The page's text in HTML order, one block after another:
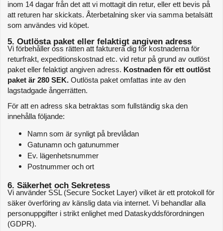
inom 14 dagar från det att vi mottagit din retur, eller ett bevis på
att returen har skickats. Återbetalning sker via samma betalsätt
som användes vid köpet.
5. Outlösta paket eller felaktigt angiven adress
Vi förbehåller oss rätten att fakturera dig för kostnaderna för
returfrakt, expeditionskostnad etc. vid retur på grund av outlöst
paket eller felaktigt angiven adress. Kostnaden för ett outlöst
paket är 280 SEK. Outlösta paket omfattas inte av den
lagstadgade ångerrätten.
För att en adress ska betraktas som fullständig ska den
innehålla följande:
Namn som är synligt på brevlådan
Gatunamn och gatunummer
Ev. lägenhetsnummer
Postnummer och ort
6. Säkerhet och Sekretess
Vi använder SSL (Secure Socket Layer) vilket är ett protokoll för
säker överföring av känslig data via internet. Vi behandlar alla
personuppgifter i strikt enlighet med Dataskyddsförordningen
(GDPR).